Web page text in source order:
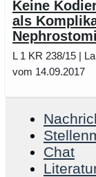
Keine
als
L 1 KR 238/15 |
vom 14.09.2017
Chat